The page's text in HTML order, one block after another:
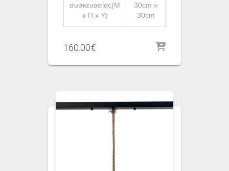
συσκευασίας(Μ
x Π x Υ)
30cm x
30cm
160.00€